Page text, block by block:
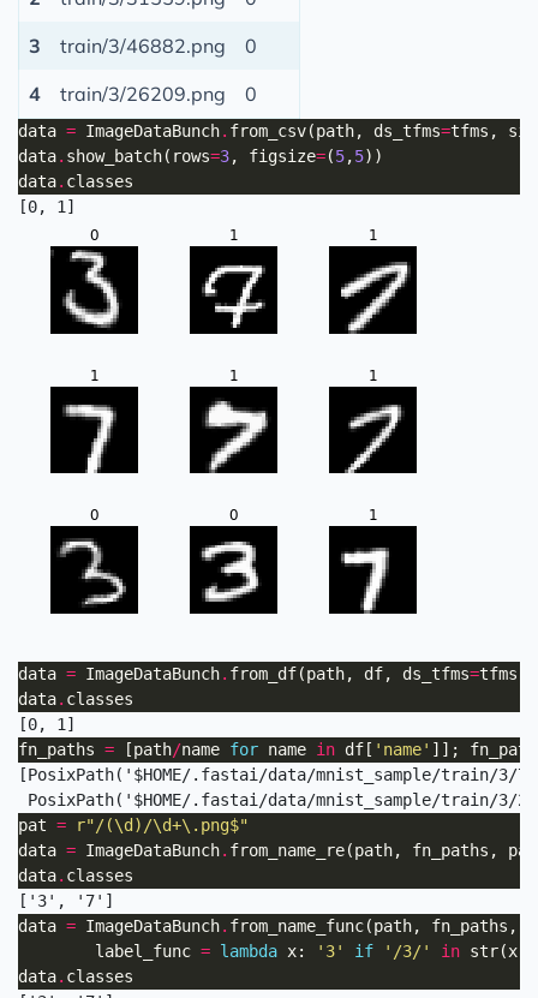
3
train/3/46882.png
0
4
train/3/26209.png 0
data = ImageDataBunch. from_csv(path, ds_tfms=tfms,
data. show_batch(rows=3, figsize=(5,5
data.
data = ImageDataBunch. from_df(path, df, ds_tfms=tfms,
data.
fn_paths = [path/name for name in df[ 'name' ]];
[PosixPath('$HOME/.fastai/data/mnist_sample/train/3/
pat = r"/(\d)/\d+\.png$"
data = ImageDataBunch. from_name_re(path, fn_paths, pat
data.
data = ImageDataBunch. from_name_func(path, fn_paths,
        label_func
= lambda x: '3' if '/3/' in str(x)
data.